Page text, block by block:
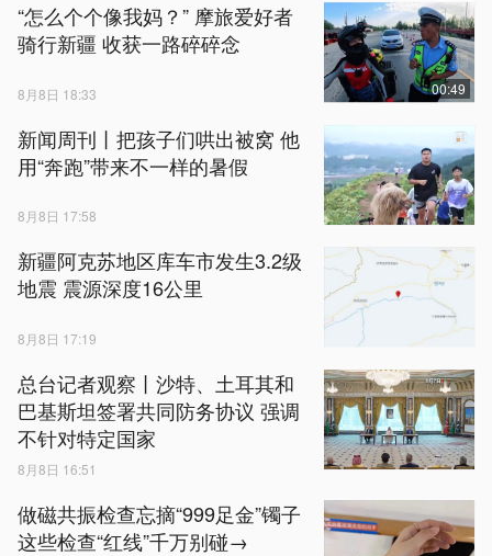
“怎么个个像我妈？” 摩旅爱好者
骑行新疆 收获一路碎碎念
8月8日 18:33 00:49
新闻周刊丨把孩子们哄出被窝 他
用“奔跑”带来不一样的暑假
8月8日 17:58
新疆阿克苏地区库车市发生3.2级
地震 震源深度16公里
8月8日 17:19
总台记者观察丨沙特、土耳其和
巴基斯坦签署共同防务协议 强调
不针对特定国家
8月8日 16:51
做磁共振检查忘摘“999足金”镯子
这些检查“红线”千万别碰→